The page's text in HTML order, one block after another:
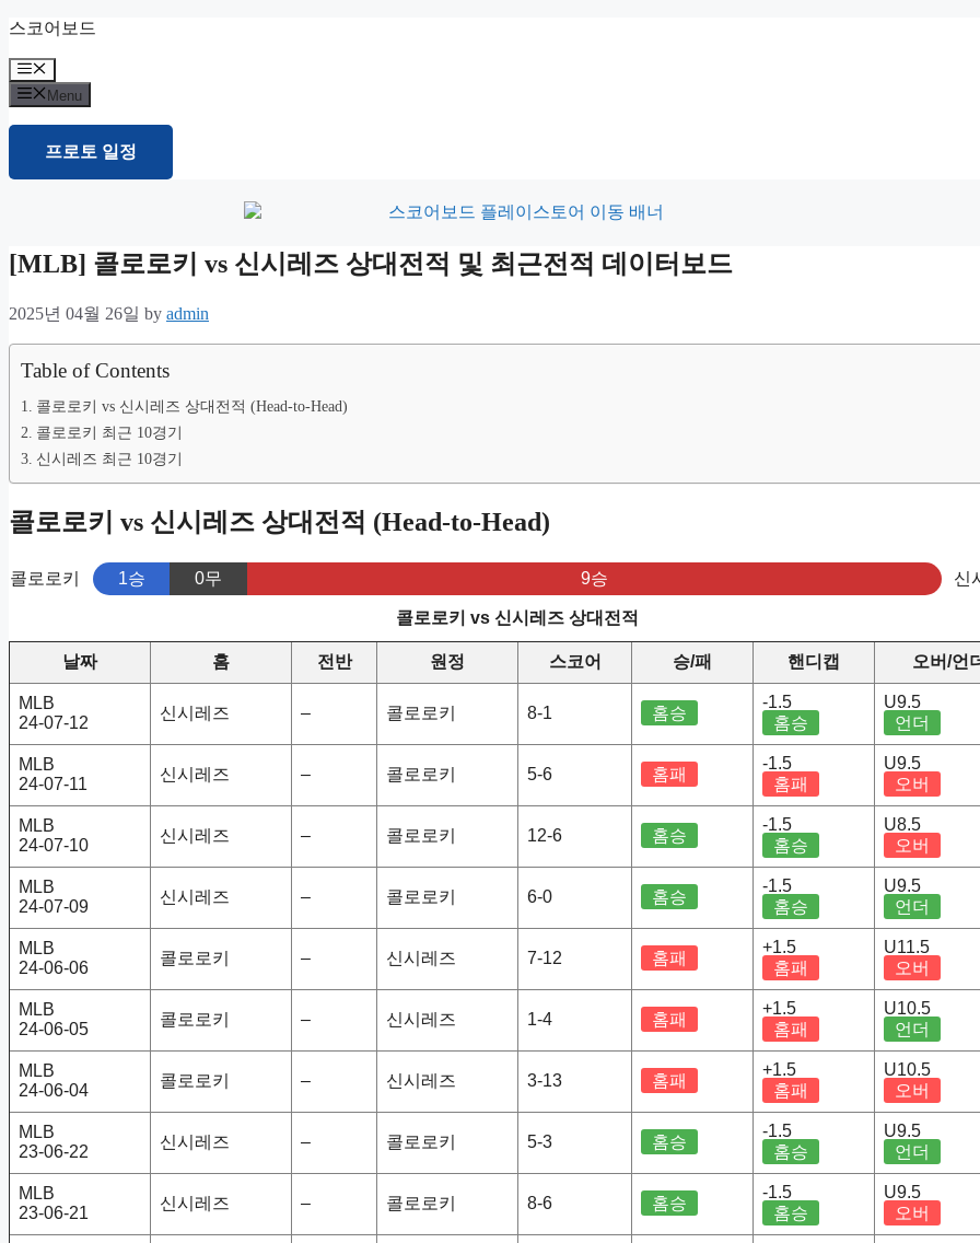
Skip
content
스코어보드
Menu
Menu
프로토 일정
[MLB] 콜로로키 vs 신시레즈 상대전적 및 최근전적 데이터보드
2025년 04월 26일 by admin
Table of Contents
콜로로키 vs 신시레즈 상대전적 (Head-to-Head)
콜로로키 최근 10경기
신시레즈 최근 10경기
콜로로키 vs 신시레즈 상대전적 (Head-to-Head)
콜로로키 1승 0무 9승 신
콜로로키 vs 신시레즈 상대전적
날짜 홈 전반 원정 스코어 승/패 핸디캡 오버/언
MLB
24-07-12
신시레즈 – 콜로로키 8-1 홈승
-1.5
홈승
U9.5
언더
MLB
24-07-11
신시레즈 – 콜로로키 5-6 홈패
-1.5
홈패
U9.5
오버
MLB
24-07-10
신시레즈 – 콜로로키 12-6 홈승
-1.5
홈승
U8.5
오버
MLB
24-07-09
신시레즈 – 콜로로키 6-0 홈승
-1.5
홈승
U9.5
언더
MLB
24-06-06
콜로로키 – 신시레즈 7-12 홈패
+1.5
홈패
U11.5
오버
MLB
24-06-05
콜로로키 – 신시레즈 1-4 홈패
+1.5
홈패
U10.5
언더
MLB
24-06-04
콜로로키 – 신시레즈 3-13 홈패
+1.5
홈패
U10.5
오버
MLB
23-06-22
신시레즈 – 콜로로키 5-3 홈승
-1.5
홈승
U9.5
언더
MLB
23-06-21
신시레즈 – 콜로로키 8-6 홈승
-1.5
홈승
U9.5
오버